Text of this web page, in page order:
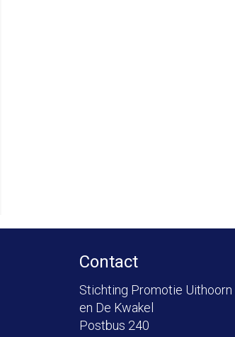
Contact
Stichting Promotie Uithoorn
en De Kwakel
Postbus 240